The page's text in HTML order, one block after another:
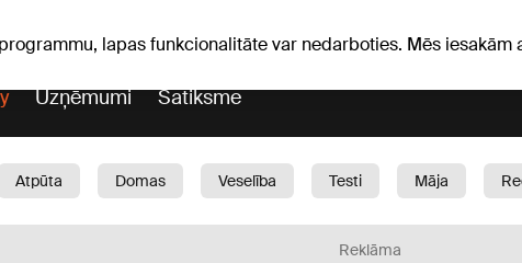
lapas funkcionalitāte var nedarboties. Mēs
Uzņēmumi Satiksme
Atpūta Domas Veselība Testi Māja
Reklāma